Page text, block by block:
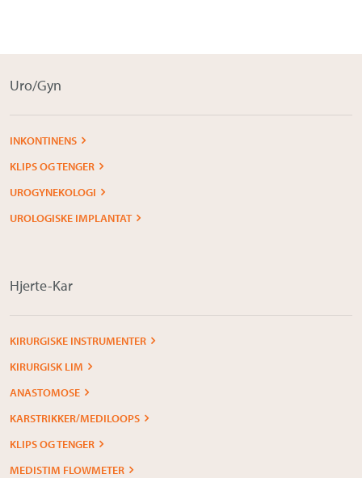
Uro/Gyn
INKONTINENS
KLIPS OG TENGER
UROGYNEKOLOGI
UROLOGISKE IMPLANTAT
Hjerte-Kar
KIRURGISKE INSTRUMENTER
KIRURGISK LIM
ANASTOMOSE
KARSTRIKKER/MEDILOOPS
KLIPS OG TENGER
MEDISTIM FLOWMETER